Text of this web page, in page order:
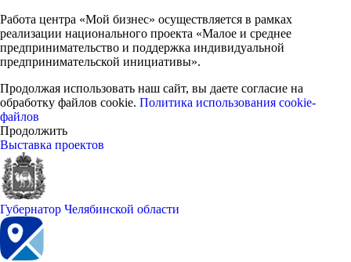
Работа центра «Мой бизнес» осуществляется в рамках
реализации национального проекта «Малое и среднее
предпринимательство и поддержка индивидуальной
предпринимательской инициативы».
Продолжая использовать наш сайт, вы даете согласие на
обработку файлов cookie. Политика использования cookie-
файлов
Продолжить
Выставка проектов
Губернатор Челябинской области